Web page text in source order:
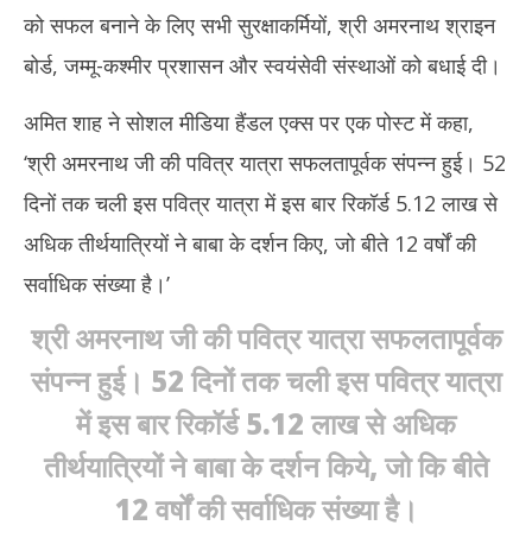
विगत 12 वर्षों में इस बार सर्वाधिक 5.12 लाख तीर्थयात्रियों ने किए बाबा बर्फानी के
दर्शन : अमित शाह
August
21,
2024
को सफल बनाने के लिए सभी सुरक्षाकर्मियों, श्री अमरनाथ श्राइन
बोर्ड, जम्मू-कश्मीर प्रशासन और स्वयंसेवी संस्थाओं को बधाई दी।
अमित शाह ने सोशल मीडिया हैंडल एक्स पर एक पोस्ट में कहा,
‘श्री अमरनाथ जी की पवित्र यात्रा सफलतापूर्वक संपन्न हुई। 52
दिनों तक चली इस पवित्र यात्रा में इस बार रिकॉर्ड 5.12 लाख से
अधिक तीर्थयात्रियों ने बाबा के दर्शन किए, जो बीते 12 वर्षों की
सर्वाधिक संख्या है।’
श्री अमरनाथ जी की पवित्र यात्रा सफलतापूर्वक
संपन्न हुई। 52 दिनों तक चली इस पवित्र यात्रा
में इस बार रिकॉर्ड 5.12 लाख से अधिक
तीर्थयात्रियों ने बाबा के दर्शन किये, जो कि बीते
12 वर्षों की सर्वाधिक संख्या है।